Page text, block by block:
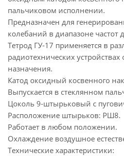
пальчиковом исполнении.
Предназначен для
колебаний в диапазоне частот
Тетрод ГУ-17 применяется в
радиотехнических
назначения.
Катод оксидный косвенного
Выпускается в стеклянном
Цоколь 9-штырьковый с
Расположение штырьков: РШ8.
Работает в любом положении.
Охлаждение воздушное
Технические характеристики: